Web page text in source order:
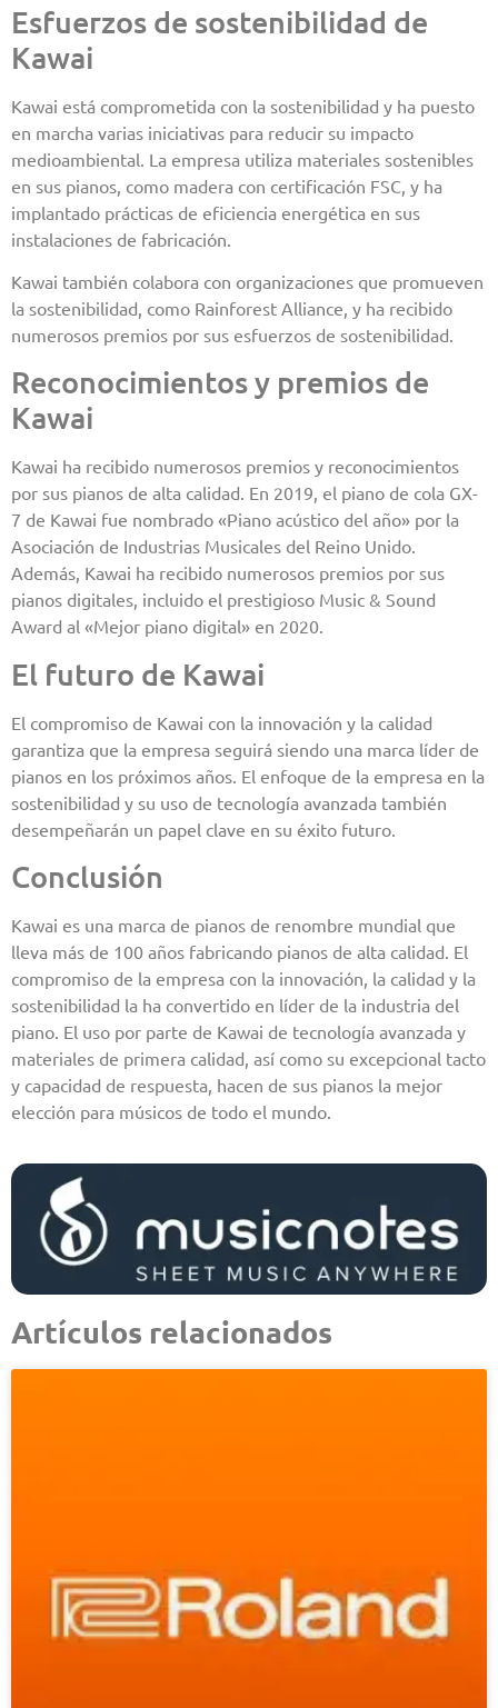
Esfuerzos de sostenibilidad de
Kawai
Kawai está comprometida con la sostenibilidad y ha puesto
en marcha varias iniciativas para reducir su impacto
medioambiental. La empresa utiliza materiales sostenibles
en sus pianos, como madera con certificación FSC, y ha
implantado prácticas de eficiencia energética en sus
instalaciones de fabricación.
Kawai también colabora con organizaciones que promueven
la sostenibilidad, como Rainforest Alliance, y ha recibido
numerosos premios por sus esfuerzos de sostenibilidad.
Reconocimientos y premios de
Kawai
Kawai ha recibido numerosos premios y reconocimientos
por sus pianos de alta calidad. En 2019, el piano de cola GX-
7 de Kawai fue nombrado «Piano acústico del año» por la
Asociación de Industrias Musicales del Reino Unido.
Además, Kawai ha recibido numerosos premios por sus
pianos digitales, incluido el prestigioso Music & Sound
Award al «Mejor piano digital» en 2020.
El futuro de Kawai
El compromiso de Kawai con la innovación y la calidad
garantiza que la empresa seguirá siendo una marca líder de
pianos en los próximos años. El enfoque de la empresa en la
sostenibilidad y su uso de tecnología avanzada también
desempeñarán un papel clave en su éxito futuro.
Conclusión
Kawai es una marca de pianos de renombre mundial que
lleva más de 100 años fabricando pianos de alta calidad. El
compromiso de la empresa con la innovación, la calidad y la
sostenibilidad la ha convertido en líder de la industria del
piano. El uso por parte de Kawai de tecnología avanzada y
materiales de primera calidad, así como su excepcional tacto
y capacidad de respuesta, hacen de sus pianos la mejor
elección para músicos de todo el mundo.
Artículos relacionados